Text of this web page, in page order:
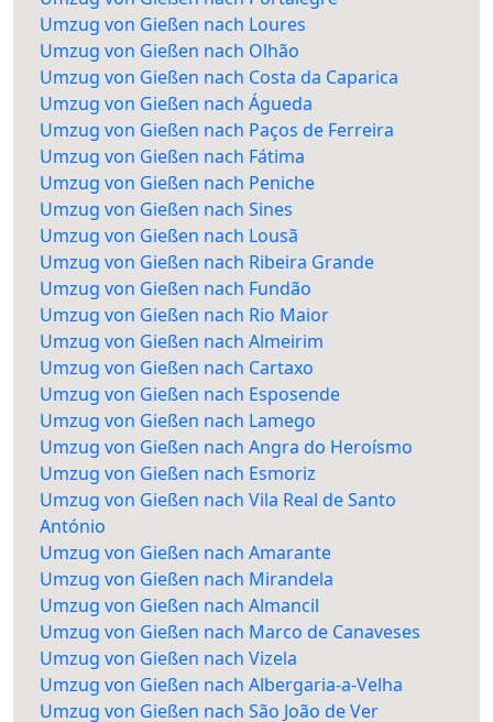
Umzug von Gießen nach Loures
Umzug von Gießen nach Olhão
Umzug von Gießen nach Costa da Caparica
Umzug von Gießen nach Águeda
Umzug von Gießen nach Paços de Ferreira
Umzug von Gießen nach Fátima
Umzug von Gießen nach Peniche
Umzug von Gießen nach Sines
Umzug von Gießen nach Lousã
Umzug von Gießen nach Ribeira Grande
Umzug von Gießen nach Fundão
Umzug von Gießen nach Rio Maior
Umzug von Gießen nach Almeirim
Umzug von Gießen nach Cartaxo
Umzug von Gießen nach Esposende
Umzug von Gießen nach Lamego
Umzug von Gießen nach Angra do Heroísmo
Umzug von Gießen nach Esmoriz
Umzug von Gießen nach Vila Real de Santo
António
Umzug von Gießen nach Amarante
Umzug von Gießen nach Mirandela
Umzug von Gießen nach Almancil
Umzug von Gießen nach Marco de Canaveses
Umzug von Gießen nach Vizela
Umzug von Gießen nach Albergaria-a-Velha
Umzug von Gießen nach São João de Ver